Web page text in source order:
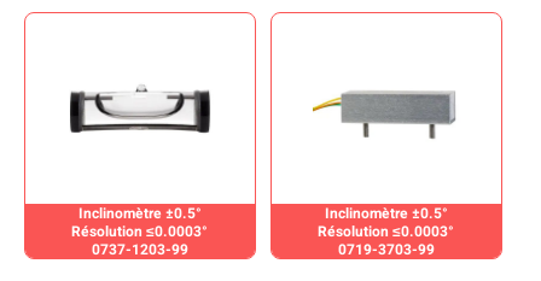
Inclinomètre ±0.5°
Résolution ≤0.0003°
0737-1203-99
Inclinomètre ±0.5°
Résolution ≤0.0003°
0719-3703-99